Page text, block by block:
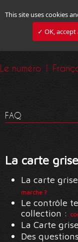
This site uses cookies
✓ OK, accept
Le numéro 1
FAQ
La carte
La carte
marche ?
Le contrôle
collection :
La Carte
Des